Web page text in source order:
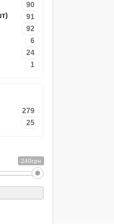
90
91
92
6
24
1
279
25
240грн